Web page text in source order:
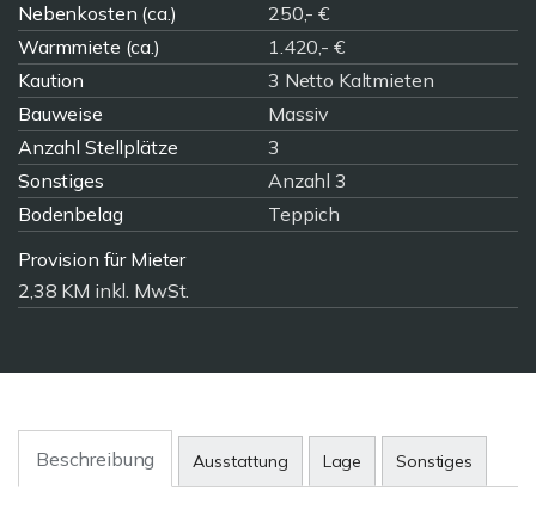
Nebenkosten (ca.)
250,- €
Warmmiete (ca.)
1.420,- €
Kaution
3 Netto Kaltmieten
Bauweise
Massiv
Anzahl Stellplätze
3
Sonstiges
Anzahl 3
Bodenbelag
Teppich
Provision für Mieter
2,38 KM inkl. MwSt.
Beschreibung Ausstattung Lage Sonstiges